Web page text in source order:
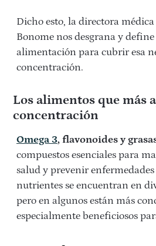
Dicho esto, la directora
Bonome nos desgrana y
alimentación para cubrir esa
concentración.
Los alimentos que más
concentración
Omega 3, flavonoides y
compuestos esenciales para
salud y prevenir enfermedades
nutrientes se encuentran en
pero en algunos están más
especialmente beneficiosos